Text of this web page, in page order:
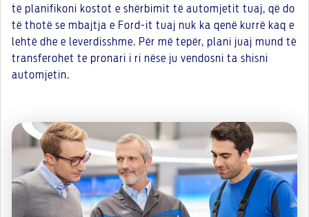
të planifikoni kostot e shërbimit të automjetit tuaj, që do
të thotë se mbajtja e Ford-it tuaj nuk ka qenë kurrë kaq e
lehtë dhe e leverdisshme. Për më tepër, plani juaj mund të
transferohet te pronari i ri nëse ju vendosni ta shisni
automjetin.